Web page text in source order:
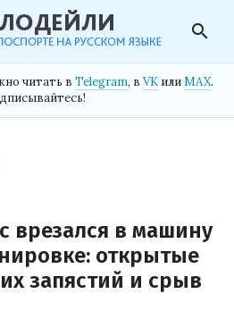
search
читать в Telegram, в VK илиMAX.
врезался в машину
открытые
запястий и срыв